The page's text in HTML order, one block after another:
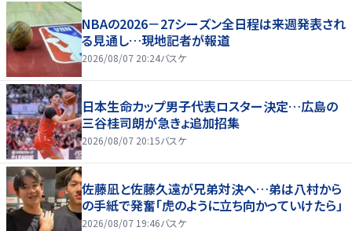
NBAの2026－27シーズン全日程は来週発表され
る見通し…現地記者が報道
2026/08/07 20:24バスケ
日本生命カップ男子代表ロスター決定…広島の
三谷桂司朗が急きょ追加招集
2026/08/07 20:15バスケ
佐藤凪と佐藤久遠が兄弟対決へ…弟は八村から
の手紙で発奮「虎のように立ち向かっていけたら」
2026/08/07 19:46バスケ